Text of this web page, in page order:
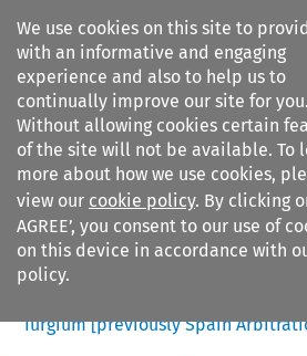
We use cookies on this site to
with an informative and engaging
experience and also to help us to
continually improve our site for you.
Without allowing cookies certain
of the site will not be available. To
more about how we use cookies,
view our cookie policy. By clicking
AGREE’, you consent to our use of
on this device in accordance with
policy.
Search filters
Citation search
Iurgium [previously Spain